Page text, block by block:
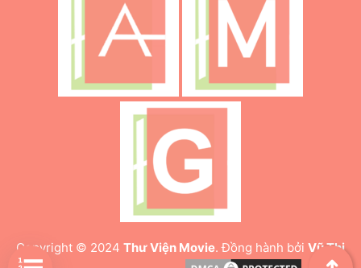
Copyright © 2024 Thư Viện Movie. Đồng hành bởi Vũ Thị